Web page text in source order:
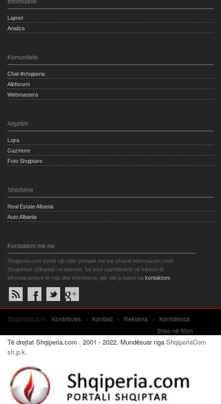
Informative
Lajmet
Analiza
Komunitete
Chat #shqiperia
Albforumi
Webmastera
Argetim
Lojra
Gazmore
Foto Shqiptare
Shërbime
Real Estate Albania
Auto Albania
Kontaktoni me ne:
Shqiperia.com është një ndër portalet me më shumë informacion rreth
Shqipërisë (Albania) në internet. Ne jemi vazhdimisht në kërkim të
informacioneve të reja dhe shkrimeve, për ide ju lutem na kontaktoni
Shqiperia.com: Kontribues » Kontakt » Reklama »
Konfidenca
Shko në fillim
Të drejtat Shqiperia.com . 2001 - 2022. Mundësuar nga ShqiperiaCom
sh.p.k.